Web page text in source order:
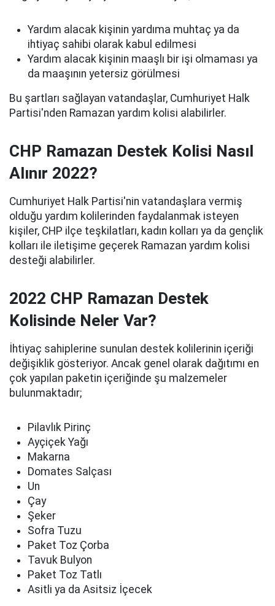
Yardım alacak kişinin yardıma muhtaç ya da
ihtiyaç sahibi olarak kabul edilmesi
Yardım alacak kişinin maaşlı bir işi olmaması ya
da maaşının yetersiz görülmesi
Bu şartları sağlayan vatandaşlar, Cumhuriyet Halk
Partisi'nden Ramazan yardım kolisi alabilirler.
CHP Ramazan Destek Kolisi Nasıl
Alınır 2022?
Cumhuriyet Halk Partisi'nin vatandaşlara vermiş
olduğu yardım kolilerinden faydalanmak isteyen
kişiler, CHP ilçe teşkilatları, kadın kolları ya da gençlik
kolları ile iletişime geçerek Ramazan yardım kolisi
desteği alabilirler.
2022 CHP Ramazan Destek
Kolisinde Neler Var?
İhtiyaç sahiplerine sunulan destek kolilerinin içeriği
değişiklik gösteriyor. Ancak genel olarak dağıtımı en
çok yapılan paketin içeriğinde şu malzemeler
bulunmaktadır;
Pilavlık Pirinç
Ayçiçek Yağı
Makarna
Domates Salçası
Un
Çay
Şeker
Sofra Tuzu
Paket Toz Çorba
Tavuk Bulyon
Paket Toz Tatlı
Asitli ya da Asitsiz İçecek